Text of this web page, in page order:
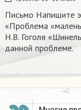
Письмо Напишите
«Проблема
Н.В. Гоголя
данной проблеме.